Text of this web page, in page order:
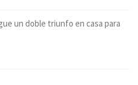
un doble triunfo en casa para